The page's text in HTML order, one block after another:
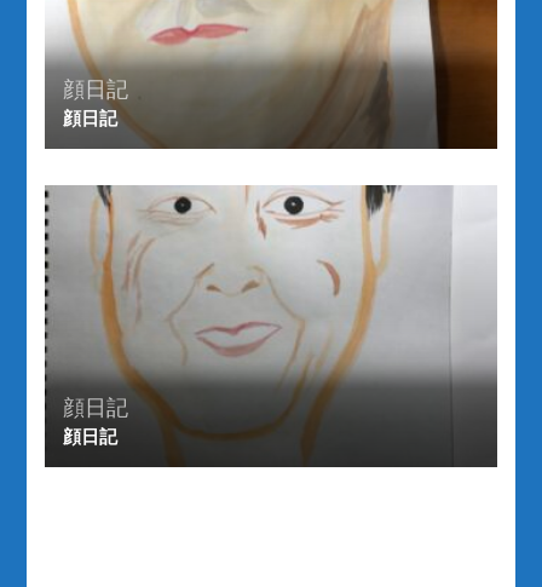
顔日記
顔日記
顔日記
顔日記